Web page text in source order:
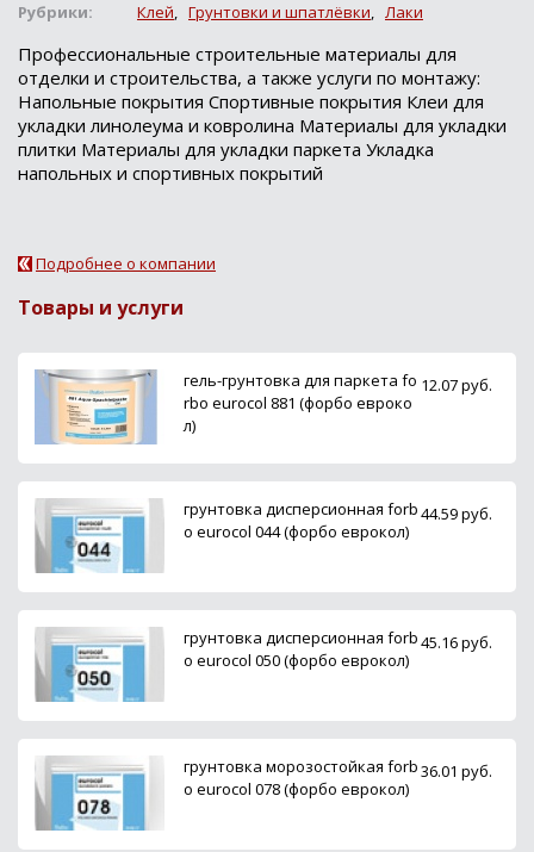
Рубрики:
Клей, Грунтовки и шпатлёвки, Лаки
Профессиональные строительные материалы для
отделки и строительства, а также услуги по монтажу:
Напольные покрытия Спортивные покрытия Клеи для
укладки линолеума и ковролина Материалы для укладки
плитки Материалы для укладки паркета Укладка
напольных и спортивных покрытий
Подробнее о компании
Товары и услуги
гель-грунтовка для паркета fo
rbo eurocol 881 (форбо евроко
л)
12.07 руб.
грунтовка дисперсионная forb
o eurocol 044 (форбо еврокол)
44.59 руб.
грунтовка дисперсионная forb
o eurocol 050 (форбо еврокол)
45.16 руб.
грунтовка морозостойкая forb
o eurocol 078 (форбо еврокол)
36.01 руб.